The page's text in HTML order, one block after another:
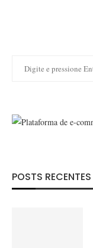
POSTS RECENTES